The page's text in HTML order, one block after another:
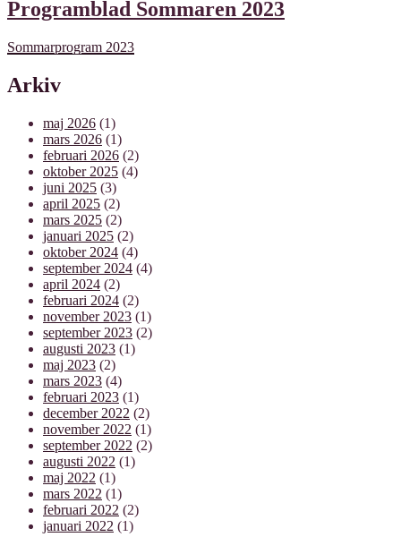
Programblad Sommaren 2023
Sommarprogram 2023
Arkiv
maj 2026 (1)
mars 2026 (1)
februari 2026 (2)
oktober 2025 (4)
juni 2025 (3)
april 2025 (2)
mars 2025 (2)
januari 2025 (2)
oktober 2024 (4)
september 2024 (4)
april 2024 (2)
februari 2024 (2)
november 2023 (1)
september 2023 (2)
augusti 2023 (1)
maj 2023 (2)
mars 2023 (4)
februari 2023 (1)
december 2022 (2)
november 2022 (1)
september 2022 (2)
augusti 2022 (1)
maj 2022 (1)
mars 2022 (1)
februari 2022 (2)
januari 2022 (1)